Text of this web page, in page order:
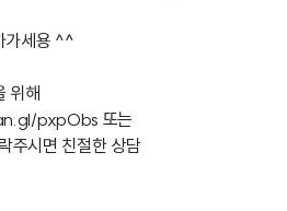
가세용 ^^
위해
pxpObs 또는
주시면 친절한 상담